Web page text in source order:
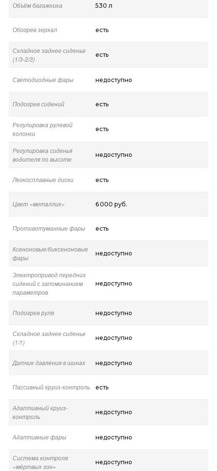
Объём багажника 530 л
Обогрев зеркал есть
Складное заднее сиденье
(1/3-2/3)
есть
Светодиодные фары недоступно
Подогрев сидений есть
Регулировка рулевой
колонки
есть
Регулировка сиденья
водителя по высоте
недоступно
Легкосплавные диски есть
Цвет «металлик» 6 000 руб.
Противотуманные фары есть
Ксеноновые/биксеноновые
фары
недоступно
Электропривод передних
сидений с запоминанием
параметров
недоступно
Подогрев руля недоступно
Складное заднее сиденье
(1/1)
недоступно
Датчик давления в шинах недоступно
Пассивный круиз-контроль есть
Адаптивный круиз-
контроль
недоступно
Адаптивные фары недоступно
Система контроля
«мёртвых зон»
недоступно